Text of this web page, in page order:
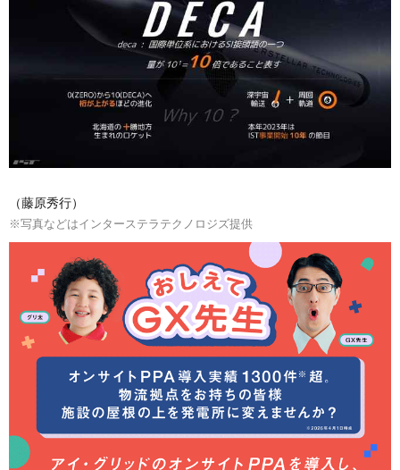
（藤原秀行）
※写真などはインターステラテクノロジズ提供